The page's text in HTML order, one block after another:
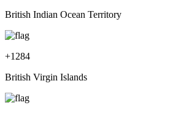
British Indian Ocean Territory
+1284
British Virgin Islands